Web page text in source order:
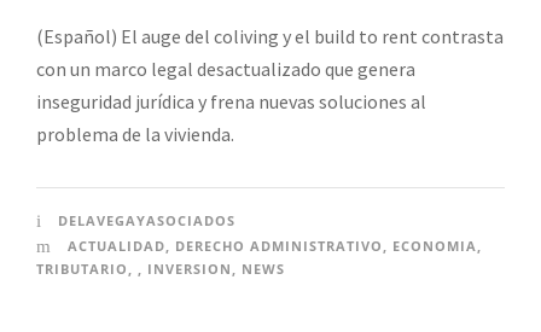
(Español) El auge del coliving y el build to rent contrasta
con un marco legal desactualizado que genera
inseguridad jurídica y frena nuevas soluciones al
problema de la vivienda.
DELAVEGAYASOCIADOS
ACTUALIDAD
DERECHO ADMINISTRATIVO ECONOMIA
TRIBUTARIO
INVERSION NEWS